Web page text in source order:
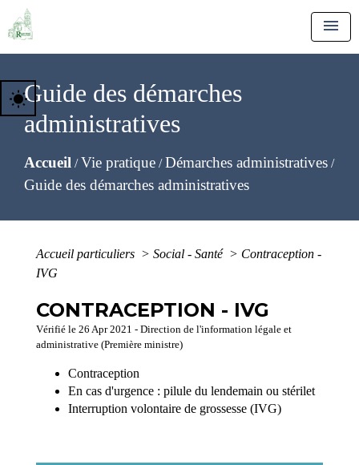
menu
Guide des démarches
administratives
Accueil /Vie pratique /Démarches administratives /
Guide des démarches administratives
wb_sunny
Accueil particuliers > Social - Santé > Contraception -
IVG
CONTRACEPTION - IVG
Vérifié le 26 Apr 2021 - Direction de l'information légale et
administrative (Première ministre)
Contraception
En cas d'urgence : pilule du lendemain ou stérilet
Interruption volontaire de grossesse (IVG)